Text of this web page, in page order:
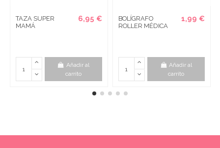
TAZA SUPER
MAMÁ
6,95 €
Añadir al
carrito
BOLÍGRAFO
ROLLER MÉDICA
1,99 €
Añadir al
carrito